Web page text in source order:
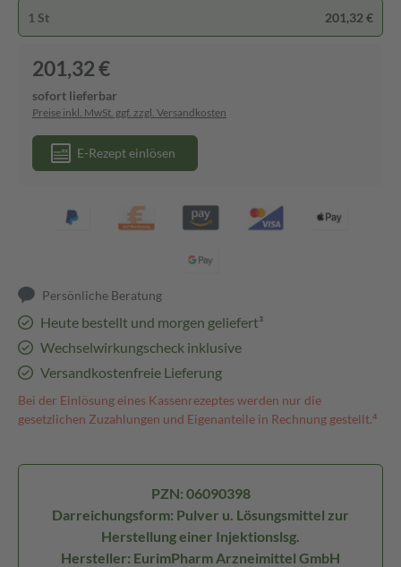
1 St 201,32 €
201,32 €
sofort lieferbar
Preise inkl. MwSt. ggf. zzgl. Versandkosten
E-Rezept einlösen
Persönliche Beratung
Heute bestellt und morgen geliefert³
Wechselwirkungscheck inklusive
Versandkostenfreie Lieferung
Bei der Einlösung eines Kassenrezeptes werden nur die
gesetzlichen Zuzahlungen und Eigenanteile in Rechnung gestellt.⁴
PZN: 06090398
Darreichungsform: Pulver u. Lösungsmittel zur
Herstellung einer Injektionslsg.
Hersteller: EurimPharm Arzneimittel GmbH